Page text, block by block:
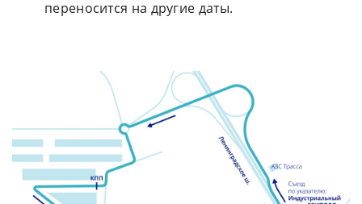
переносится на другие даты.